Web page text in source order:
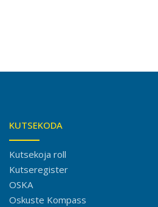
KUTSEKODA
Kutsekoja roll
Kutseregister
OSKA
Oskuste Kompass